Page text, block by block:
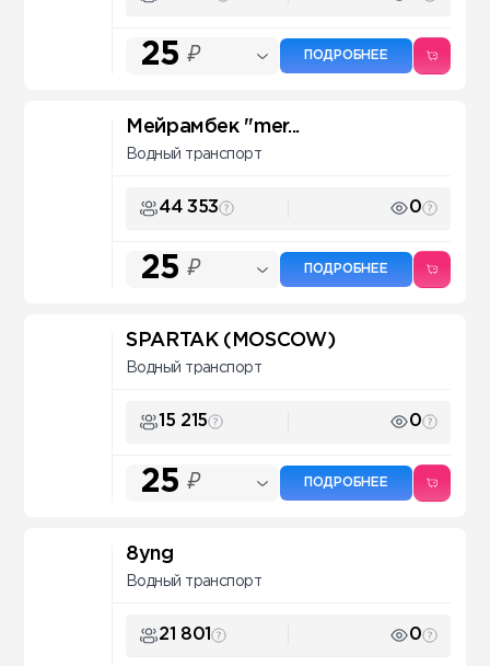
25 ₽ ПОДРОБНЕЕ
Мейрамбек "mer...
Водный транспорт
44 353 0
25 ₽ ПОДРОБНЕЕ
SPARTAK (MOSCOW)
Водный транспорт
15 215 0
25 ₽ ПОДРОБНЕЕ
8yng
Водный транспорт
21 801 0